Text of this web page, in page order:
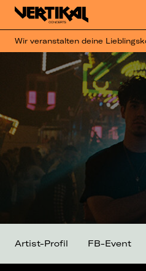
Wir veranstalten deine
Artist-Profil FB-Event